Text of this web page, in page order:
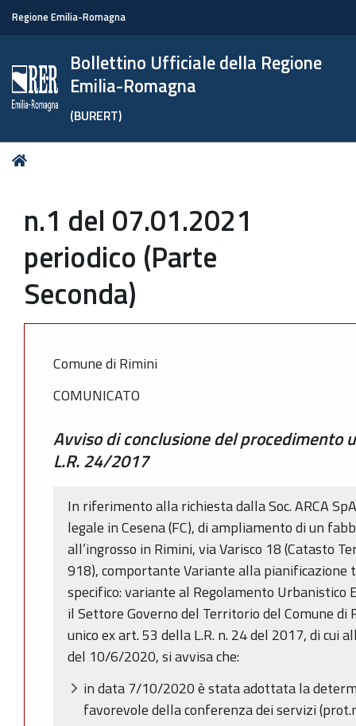
Regione Emilia-Romagna
Bollettino Ufficiale della Regione
Emilia-Romagna
(BURERT)
Tu
n.1 del 07.01.2021
periodico (Parte
Seconda)
Comune di Rimini
COMUNICATO
Avviso di conclusione del procedimento
L.R. 24/2017
In riferimento alla richiesta dalla Soc. ARCA
legale in Cesena (FC), di ampliamento di un
all’ingrosso in Rimini, via Varisco 18 (Catasto
918), comportante Variante alla
specifico: variante al Regolamento Urbanistico
il Settore Governo del Territorio del Comune
unico ex art. 53 della L.R. n. 24 del 2017, di cui
del 10/6/2020, si avvisa che:
in data 7/10/2020 è stata adottata la
favorevole della conferenza dei servizi